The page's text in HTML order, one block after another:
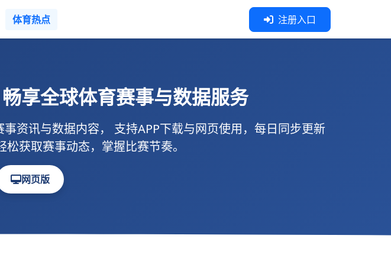
体育热点 注册入口
享全球体育赛事与数据服务
资讯与数据内容， 支持APP下载与网页使用，每日同步更新
获取赛事动态，掌握比赛节奏。
网页版